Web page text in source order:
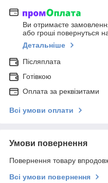
Ви отримаєте
або гроші повернуться
Детальніше
Післяплата
Готівкою
Оплата за реквізитами
Всі умови оплати
Умови повернення
Повернення товару
Всі умови повернення